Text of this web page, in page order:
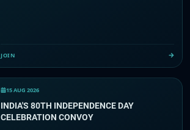
JOIN
15 AUG 2026
INDIA'S 80TH INDEPENDENCE DAY
CELEBRATION CONVOY